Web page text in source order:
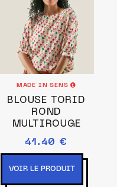
MADE IN SENS
BLOUSE TORID
ROND
MULTIROUGE
41.40 €
VOIR LE PRODUIT